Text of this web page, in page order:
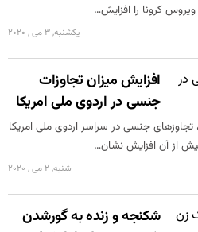
کرونا را افزایش…
یکشنبه, 3 می , 2020
افزایش میزان تجاوزات
جنسی در اردوی ملی امریکا
تجاوزهای جنسی در سراسر اردوی ملی امریکا
از آن افزایش نشان…
شنبه, 2 می , 2020
شکنجه و زنده به گورشدن